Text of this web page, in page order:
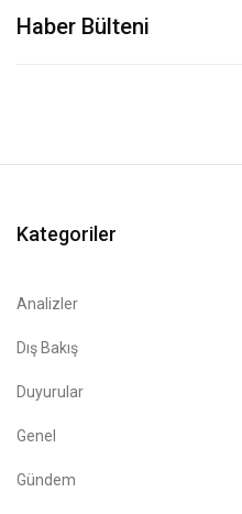
Haber Bülteni
Kategoriler
Analizler
Dış Bakış
Duyurular
Genel
Gündem